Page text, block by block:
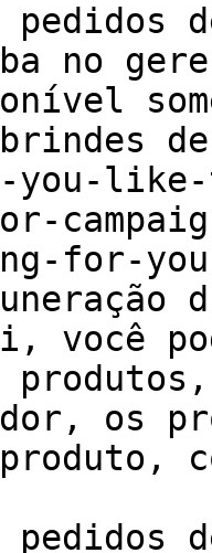
pedidos
no
you-
for-
você
os
pedidos